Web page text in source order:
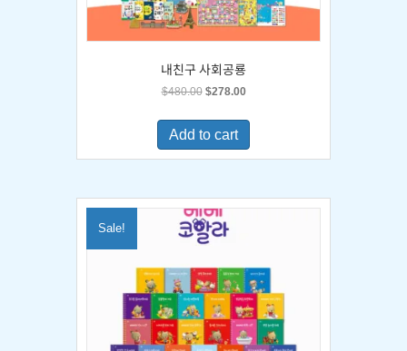
내친구 사회공룡
$480.00 Original
was:
$480.00.
$278.00Current
is:
Add to cart
Sale!